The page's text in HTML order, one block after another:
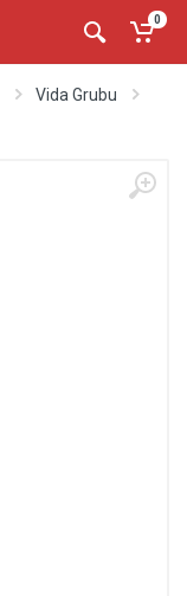
0
Vida Grubu